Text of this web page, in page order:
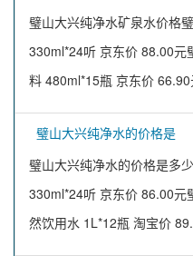
璧山大兴纯净水矿泉水价格
330ml*24听 京东价 88.00元
料 480ml*15瓶 京东价
璧山大兴纯净水的价格是
璧山大兴纯净水的价格是多
330ml*24听 京东价 86.00元
然饮用水 1L*12瓶 淘宝价